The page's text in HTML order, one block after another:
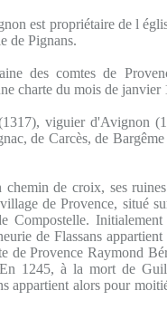
est propriétaire de l
de Pignans.
des comtes de
charte du mois de janvier
viguier d'Avignon
de Carcès, de
chemin de croix, ses
de Provence, situé
Compostelle.
de Flassans
de Provence Raymond
1245, à la mort de
appartient alors pour